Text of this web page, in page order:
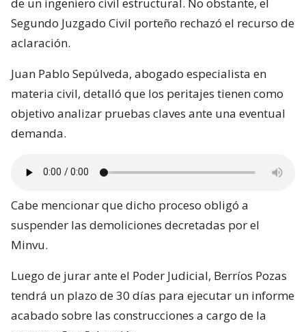
El Ministerio de Vivienda buscó dejar sin efecto la
decisión del tribunal civil, acusando una falta de
e incluso solicitando complementar con la elección
de un ingeniero civil estructural. No obstante, el
Segundo Juzgado Civil porteño rechazó el recurso de
aclaración.
Juan Pablo Sepúlveda, abogado especialista en
objetivo analizar pruebas claves ante una eventual
demanda.
Cabe mencionar que dicho proceso obligó a
suspender las demoliciones decretadas por el